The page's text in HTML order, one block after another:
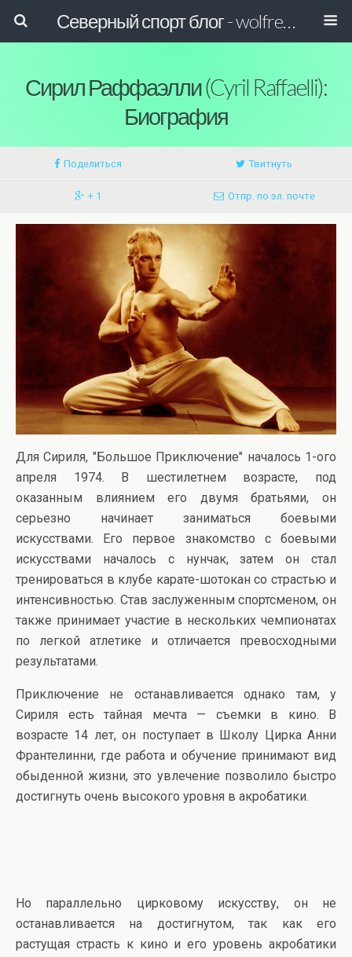
Северный спорт блог - wolfreactor
Сирил Раффаэлли (Cyril Raffaelli):
Биография
Поделиться Твитнуть
+ 1 Отпр. по эл. почте
Для Сириля, "Большое Приключение" началось 1-ого
апреля 1974. В шестилетнем возрасте, под
оказанным влиянием его двумя братьями, он
серьезно начинает заниматься боевыми
искусствами. Его первое знакомство с боевыми
искусствами началось с нунчак, затем он стал
тренироваться в клубе карате-шотокан со страстью и
интенсивностью. Став заслуженным спортсменом, он
также принимает участие в нескольких чемпионатах
по легкой атлетике и отличается превосходными
результатами.
Приключение не останавливается однако там, у
Сириля есть тайная мечта — съемки в кино. В
возрасте 14 лет, он поступает в Школу Цирка Анни
Франтелинни, где работа и обучение принимают вид
обыденной жизни, это увлечение позволило быстро
достигнуть очень высокого уровня в акробатики.
Но параллельно цирковому искусству, он не
останавливается на достигнутом, так как его
растущая страсть к кино и его уровень акробатики